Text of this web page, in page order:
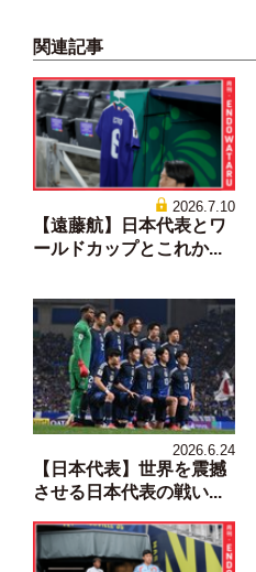
関連記事
2026.7.10
【遠藤航】日本代表とワ
ールドカップとこれか...
2026.6.24
【日本代表】世界を震撼
させる日本代表の戦い...